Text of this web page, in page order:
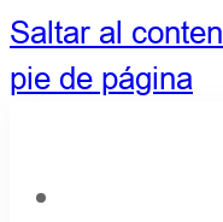
Saltar al
pie de página